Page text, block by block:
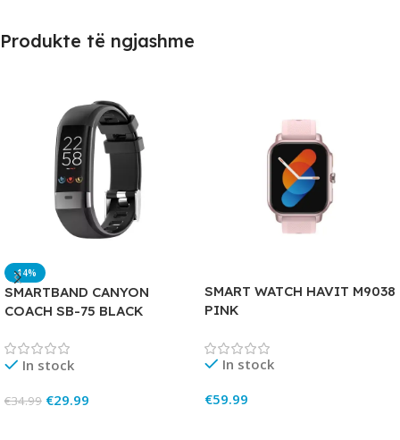
Produkte të ngjashme
-14%
SMARTBAND CANYON
COACH SB-75 BLACK
In stock
€34.99 €29.99
SMART WATCH HAVIT M9038
PINK
In stock
€59.99